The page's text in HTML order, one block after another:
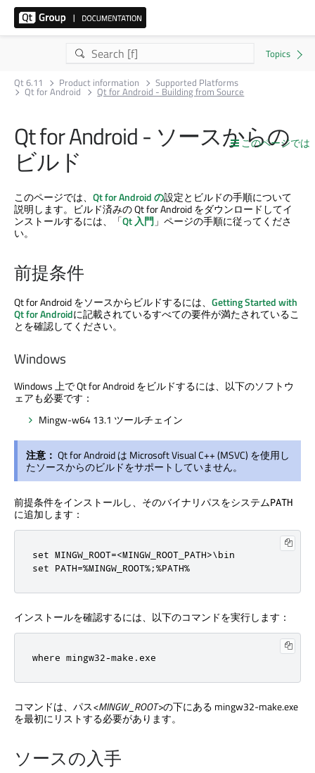
Qt 6.11 Product information Supported Platforms
Qt for Android Qt for Android - Building from Source
このページでは
Qt for Android - ソースからの
ビルド
このページでは、 Qt for Android の設定とビルドの手順について
説明します。ビルド済みの Qt for Android をダウンロードしてイ
ンストールするには、「Qt 入門 」ページの手順に従ってくださ
い。
前提条件
Qt for Android をソースからビルドするには、 Getting Started with
Qt for Androidに記載されているすべての要件が満たされているこ
とを確認してください。
Windows
Windows 上で Qt for Android をビルドするには、以下のソフトウ
ェアも必要です：
Mingw-w64 13.1 ツールチェイン
注意： Qt for Android は Microsoft Visual C++ (MSVC) を使用し
たソースからのビルドをサポートしていません。
前提条件をインストールし、そのバイナリパスをシステムPATH
に追加します：
set MINGW_ROOT=<MINGW_ROOT_PATH>\bin
set PATH=%MINGW_ROOT%;%PATH%
インストールを確認するには、以下のコマンドを実行します：
where mingw32-make.exe
コマンドは、パス<MINGW_ROOT>の下にある mingw32-make.exe
を最初にリストする必要があります。
ソースの入手